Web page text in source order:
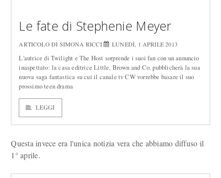
Le fate di Stephenie Meyer
ARTICOLO DI SIMONA RICCI LUNEDÌ, 1 APRILE 2013
L'autrice di Twilight e The Host sorprende i suoi fan con un annuncio
inaspettato: la casa editrice Little, Brown and Co. pubblicherà la sua
nuova saga fantastica su cui il canale tv CW vorrebbe basare il suo
prossimo teen drama
LEGGI
Questa invece era l'unica notizia vera che abbiamo diffuso il
1° aprile.